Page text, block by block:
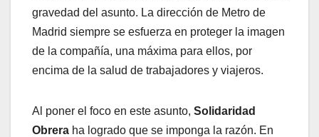
gravedad del asunto. La dirección de Metro de
Madrid siempre se esfuerza en proteger la imagen
de la compañía, una máxima para ellos, por
encima de la salud de trabajadores y viajeros.
Al poner el foco en este asunto, Solidaridad
Obrera ha logrado que se imponga la razón. En